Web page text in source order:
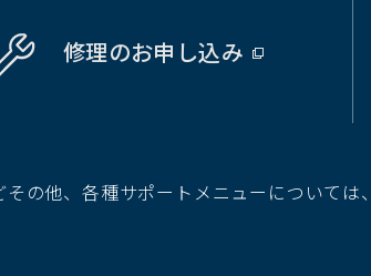
修理のお申し込み
（別
ウ
の他、各種サポートメニューについては